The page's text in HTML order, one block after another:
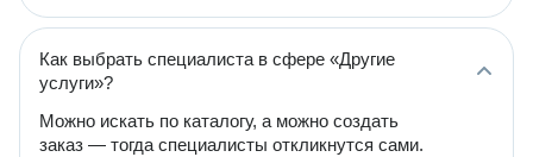
Как выбрать специалиста в сфере «Другие
услуги»?
Можно искать по каталогу, а можно создать
заказ — тогда специалисты откликнутся сами.